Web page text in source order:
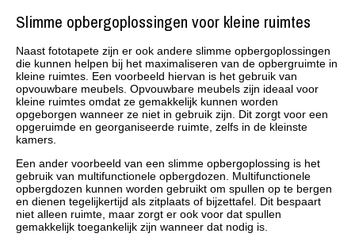
Slimme opbergoplossingen voor kleine ruimtes
Naast fototapete zijn er ook andere slimme opbergoplossingen
die kunnen helpen bij het maximaliseren van de opbergruimte in
kleine ruimtes. Een voorbeeld hiervan is het gebruik van
opvouwbare meubels. Opvouwbare meubels zijn ideaal voor
kleine ruimtes omdat ze gemakkelijk kunnen worden
opgeborgen wanneer ze niet in gebruik zijn. Dit zorgt voor een
opgeruimde en georganiseerde ruimte, zelfs in de kleinste
kamers.
Een ander voorbeeld van een slimme opbergoplossing is het
gebruik van multifunctionele opbergdozen. Multifunctionele
opbergdozen kunnen worden gebruikt om spullen op te bergen
en dienen tegelijkertijd als zitplaats of bijzettafel. Dit bespaart
niet alleen ruimte, maar zorgt er ook voor dat spullen
gemakkelijk toegankelijk zijn wanneer dat nodig is.